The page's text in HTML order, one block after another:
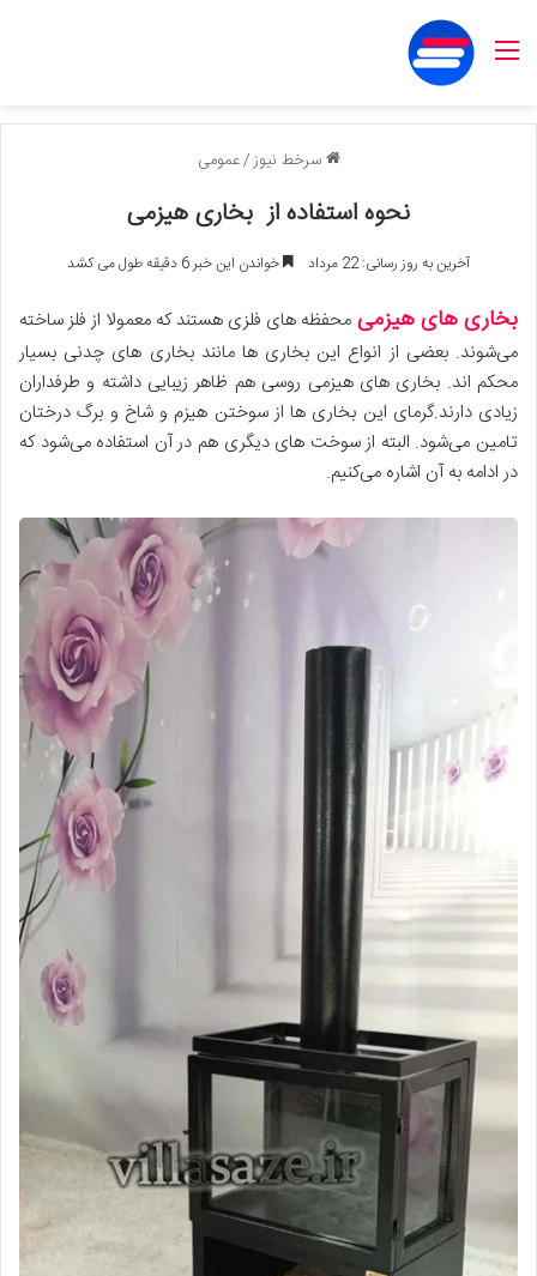
منو
سرخط نیوز/عمومی
نحوه استفاده از بخاری هیزمی
آخرین به روز رسانی: 22 مرداد خواندن این خبر 6 دقیقه طول می کشد
بخاری های هیزمی محفظه های فلزی هستند که معمولا از فلز ساخته
می‌شوند. بعضی از انواع این بخاری ها مانند بخاری های چدنی بسیار
محکم اند. بخاری های هیزمی روسی هم ظاهر زیبایی داشته و طرفداران
زیادی دارند.گرمای این بخاری ها از سوختن هیزم و شاخ و برگ درختان
تامین می‌شود. البته از سوخت های دیگری هم در آن استفاده می‌شود که
در ادامه به آن اشاره می‌کنیم.